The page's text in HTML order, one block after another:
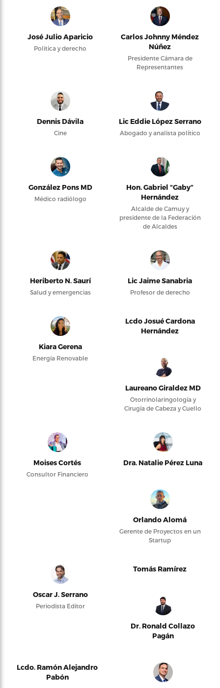
José Julio Aparicio
Política y derecho
Carlos Johnny Méndez
Núñez
Presidente Cámara de
Representantes
Dennis Dávila
Cine
Lic Eddie López Serrano
Abogado y analista político
González Pons MD
Médico radiólogo
Hon. Gabriel “Gaby”
Hernández
Alcalde de Camuy y
presidente de la Federación
de Alcaldes
Heriberto N. Saurí
Salud y emergencias
Lic Jaime Sanabria
Profesor de derecho
Kiara Gerena
Energía Renovable
Lcdo Josué Cardona
Hernández
Laureano Giraldez MD
Otorrinolaringología y
Cirugía de Cabeza y Cuello
Moises Cortés
Consultor Financiero
Dra. Natalie Pérez Luna
Orlando Alomá
Gerente de Proyectos en un
Startup
Oscar J. Serrano
Periodista Editor
Tomás Ramírez
Dr. Ronald Collazo
Pagán
Lcdo. Ramón Alejandro
Pabón